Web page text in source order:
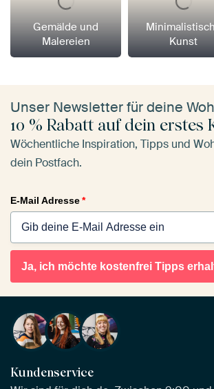
Gemälde und
Malereien
Kunst
Unser Newsletter für deine
10 % Rabatt auf dein erstes
Wöchentliche Inspiration, Tipps und
dein Postfach.
E-Mail Adresse*
Ja, ich möchte kostenfrei Tipps
Kundenservice